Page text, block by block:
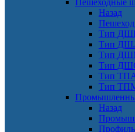
Пешеходные
Назад
Тип
Тип
Тип
Тип
Тип
Тип
Назад